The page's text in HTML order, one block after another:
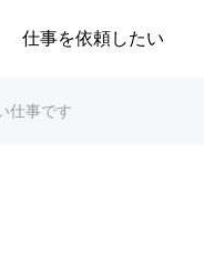
仕事を依頼したい
仕事です